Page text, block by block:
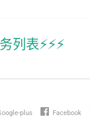
列表⚡️⚡️⚡️
plus Facebook